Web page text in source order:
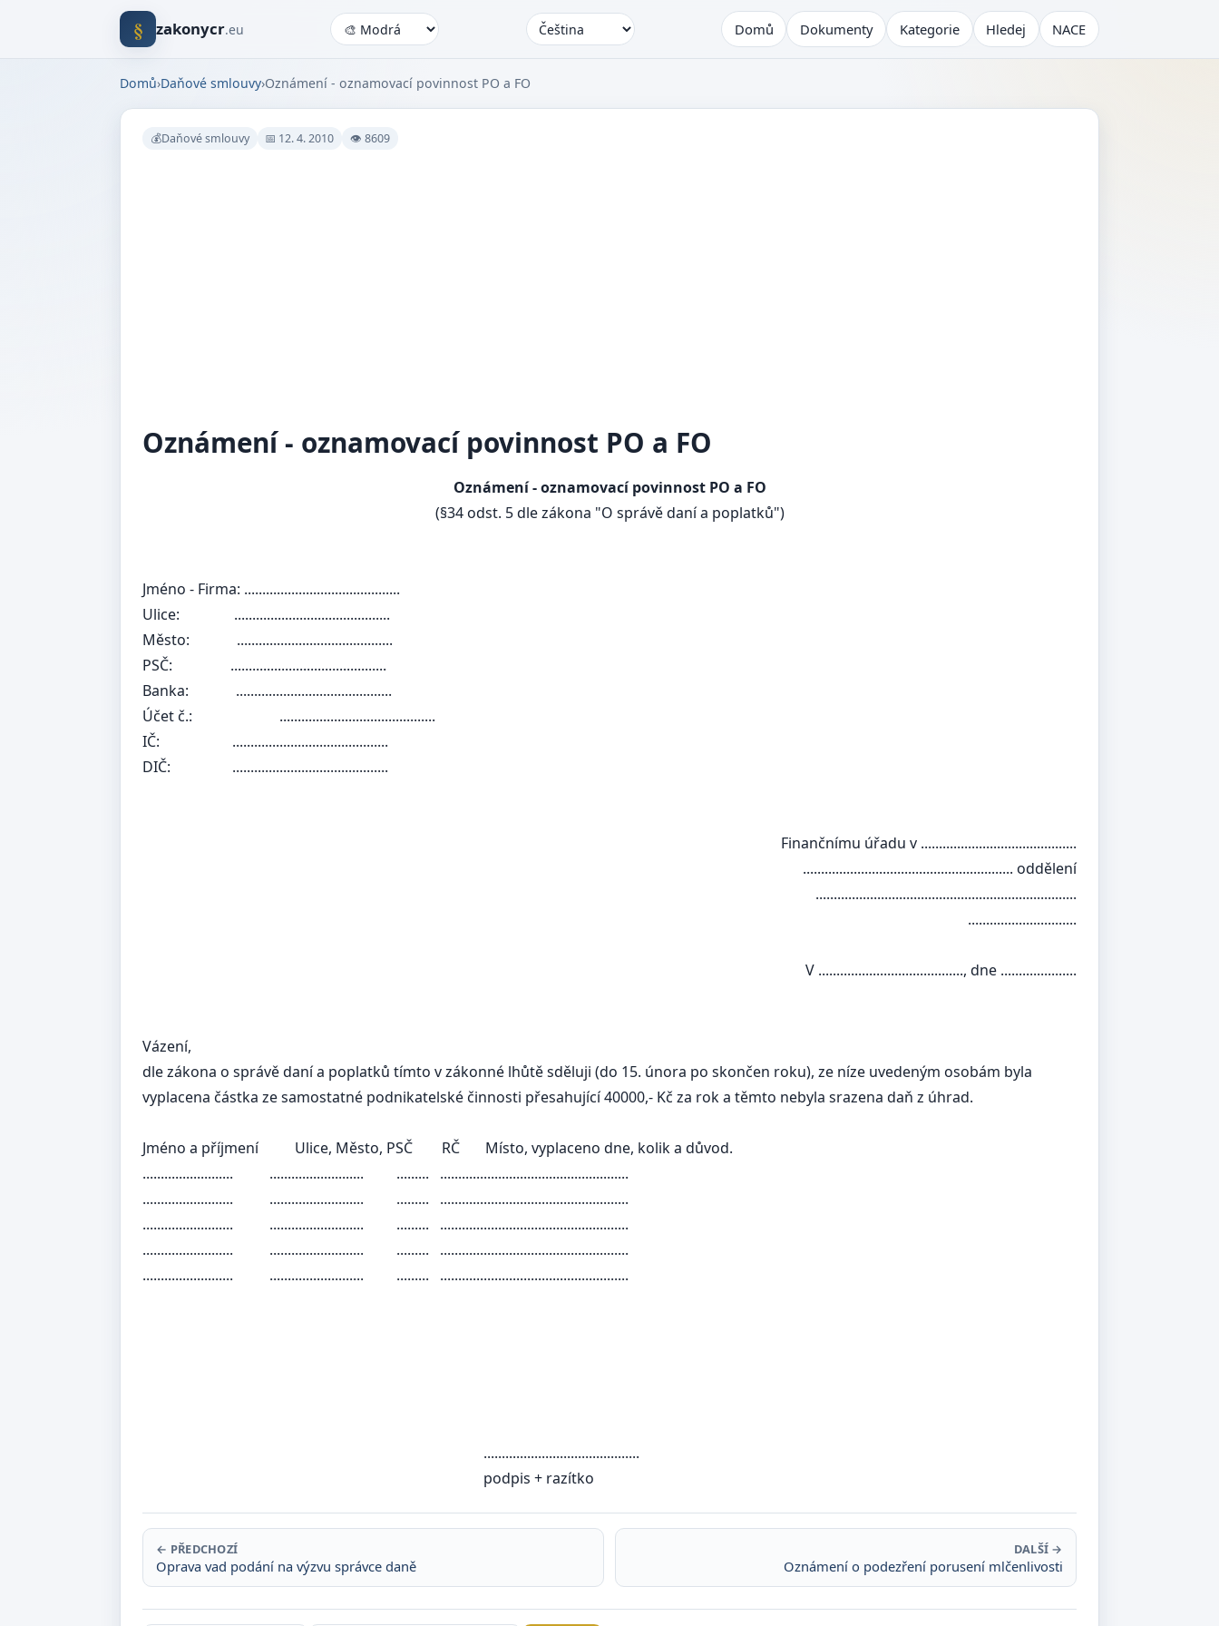
§ zakonycr.eu Domů Dokumenty Kategorie Hledej NACE
Domů›Daňové smlouvy›Oznámení - oznamovací povinnost PO a FO
💰Daňové smlouvy 📅 12. 4. 2010 👁 8609
Oznámení - oznamovací povinnost PO a FO
Oznámení - oznamovací povinnost PO a FO
(§34 odst. 5 dle zákona "O správě daní a poplatků")
Jméno - Firma: ...........................................
Ulice: ...........................................
Město: ...........................................
PSČ: ...........................................
Banka: ...........................................
Účet č.: ...........................................
IČ: ...........................................
DIČ: ...........................................
Finančnímu úřadu v ...........................................
.......................................................... oddělení
........................................................................
..............................
V ........................................, dne .....................
Vázení,
dle zákona o správě daní a poplatků tímto v zákonné lhůtě sděluji (do 15. února po skončen roku), ze níze uvedeným osobám byla
vyplacena částka ze samostatné podnikatelské činnosti přesahující 40000,- Kč za rok a těmto nebyla srazena daň z úhrad.
Jméno a příjmeníUlice, Město, PSČ RČ Místo, vyplaceno dne, kolik a důvod.
......................... .......................... ......... ....................................................
......................... .......................... ......... ....................................................
......................... .......................... ......... ....................................................
......................... .......................... ......... ....................................................
......................... .......................... ......... ....................................................
...........................................
podpis + razítko
← PŘEDCHOZÍ
Oprava vad podání na výzvu správce daně
DALŠÍ →
Oznámení o podezření porusení mlčenlivosti